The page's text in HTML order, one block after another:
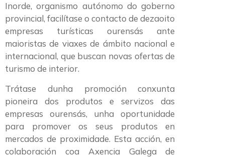
Inorde, organismo autónomo do goberno
provincial, facilítase o contacto de dezaoito
empresas turísticas ourensás ante
maioristas de viaxes de ámbito nacional e
internacional, que buscan novas ofertas de
turismo de interior.
Trátase dunha promoción conxunta
pioneira dos produtos e servizos das
empresas ourensás, unha oportunidade
para promover os seus produtos en
mercados de proximidade. Esta acción, en
colaboración coa Axencia Galega de